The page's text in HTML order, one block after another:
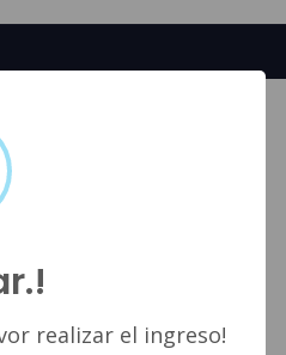
realizar el ingreso!